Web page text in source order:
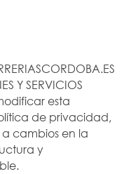
Y SERVICIOS
esta
de privacidad,
cambios en la
y